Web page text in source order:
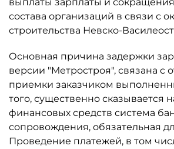
состава организаций в связи с
строительства Невско-
Основная причина задержки
версии "Метростроя", связана с
приемки заказчиком
того, существенно сказывается
финансовых средств система
сопровождения, обязательная
Проведение платежей, в том